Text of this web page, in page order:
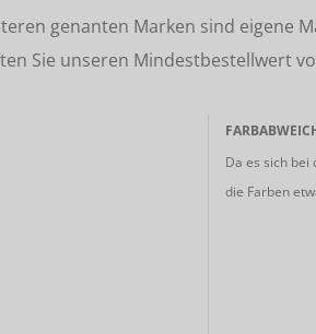
genanten Marken sind eigene
unseren Mindestbestellwert
Da es sich bei
die Farben